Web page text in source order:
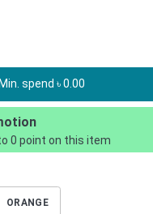
spend ৳0.00
0 point on this item
ORANGE